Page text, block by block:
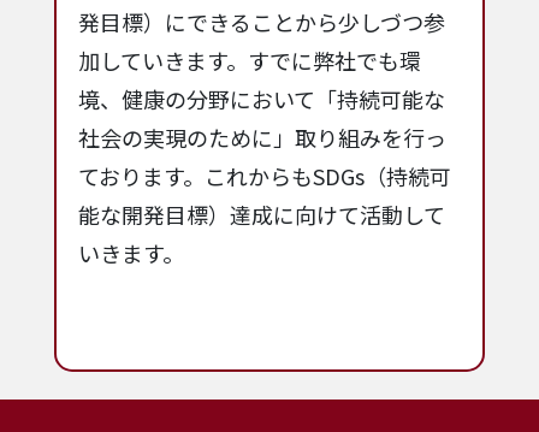
発目標）にできることから少しづつ参
加していきます。すでに弊社でも環
境、健康の分野において「持続可能な
社会の実現のために」取り組みを行っ
ております。これからもSDGs（持続可
能な開発目標）達成に向けて活動して
いきます。